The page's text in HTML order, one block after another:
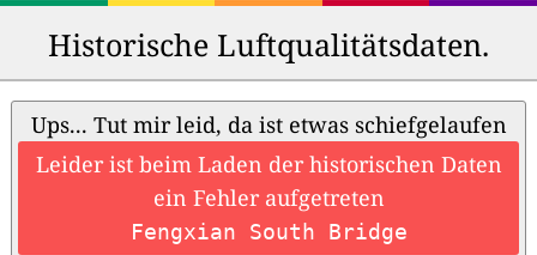
Historische Luftqualitätsdaten.
Ups... Tut mir leid, da ist etwas schiefgelaufen
Leider ist beim Laden der historischen Daten
ein Fehler aufgetreten
Fengxian South Bridge